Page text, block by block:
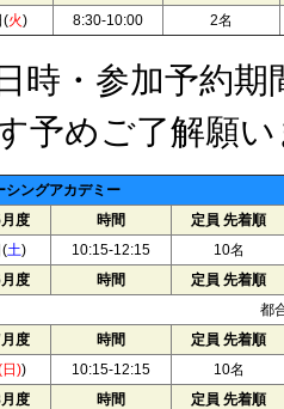
(火) 8:30-10:00 2名
時・参加予約
予めご了解願
シングアカデミー
度
時間
定員 先着順
土) 10:15-12:15
10名
度
時間
定員 先着順
都
度
時間
定員 先着順
日)) 10:15-12:15
10名
度
時間
定員 先着順